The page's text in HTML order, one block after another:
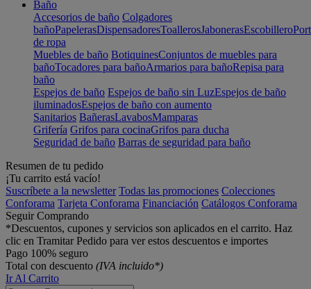
Baño
Accesorios de baño Colgadores
bañoPapelerasDispensadoresToallerosJabonerasEscobillero
de ropa
Muebles de baño BotiquinesConjuntos de muebles para
bañoTocadores para bañoArmarios para bañoRepisa para
baño
Espejos de baño Espejos de baño sin LuzEspejos de baño
iluminadosEspejos de baño con aumento
Sanitarios BañerasLavabosMamparas
Grifería Grifos para cocinaGrifos para ducha
Seguridad de baño Barras de seguridad para baño
Resumen de tu pedido
¡Tu carrito está vacío!
Suscríbete a la newsletter Todas las promociones Colecciones
Conforama Tarjeta Conforama Financiación Catálogos Conforama
Seguir Comprando
*Descuentos, cupones y servicios son aplicados en el carrito. Haz
clic en Tramitar Pedido para ver estos descuentos e importes
Pago 100% seguro
Total con descuento (IVA incluido*)
Ir Al Carrito